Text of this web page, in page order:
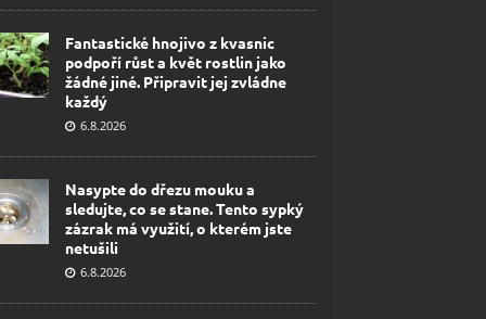
Fantastické hnojivo z kvasnic
podpoří růst a květ rostlin jako
žádné jiné. Připravit jej zvládne
každý
6.8.2026
Nasypte do dřezu mouku a
sledujte, co se stane. Tento sypký
zázrak má využití, o kterém jste
netušili
6.8.2026